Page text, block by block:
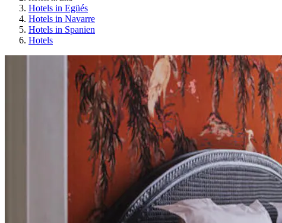
Hotels in Egüés
Hotels in Navarre
Hotels in Spanien
Hotels